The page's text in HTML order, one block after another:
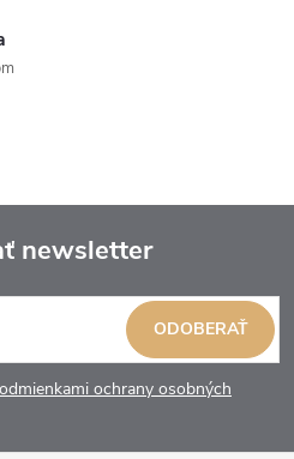
newsletter
ochrany osobných
ODOBERAŤ